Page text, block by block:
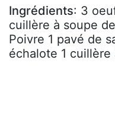
Ingrédients: 3
cuillère à soupe
Poivre 1 pavé de
échalote 1